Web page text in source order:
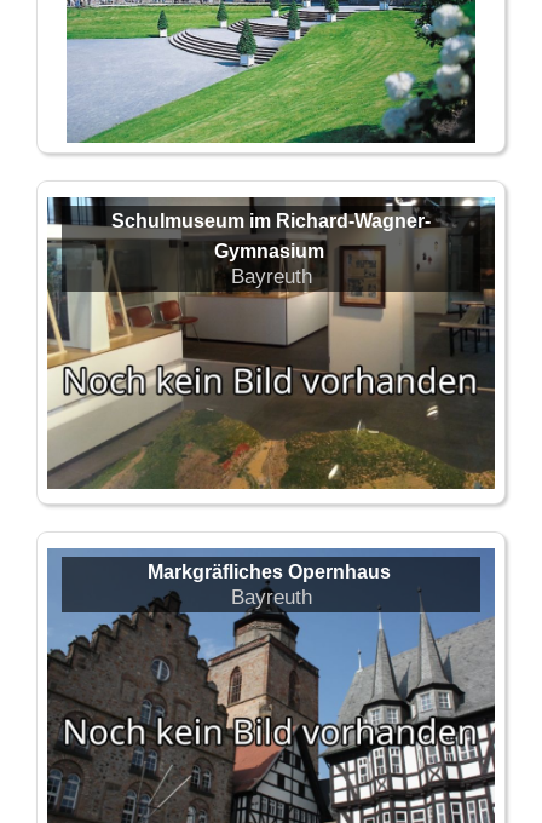
Schulmuseum im Richard-Wagner-
Gymnasium
Bayreuth
Markgräfliches Opernhaus
Bayreuth